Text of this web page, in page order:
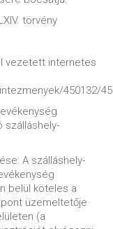
törvény
vezetett internetes
450132/
szálláshely-
A szálláshely-
belül köteles a
üzemeltetője
(a